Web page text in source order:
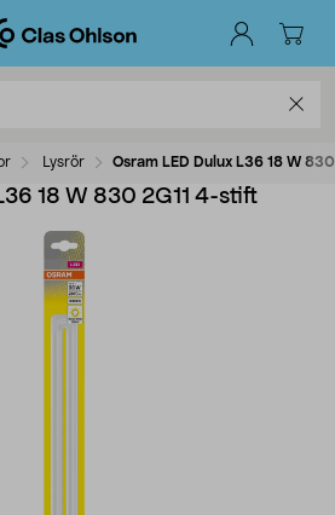
Lysrör Osram LED Dulux L36 18 W
18 W 830 2G11 4-stift